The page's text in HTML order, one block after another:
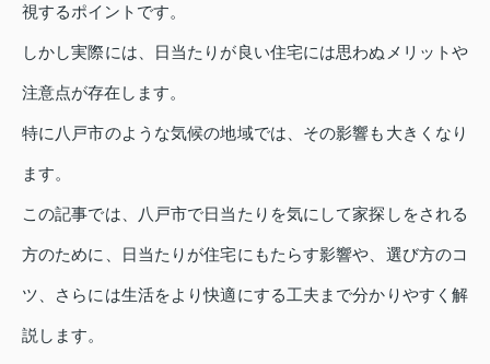
視するポイントです。
しかし実際には、日当たりが良い住宅には思わぬメリットや
注意点が存在します。
特に八戸市のような気候の地域では、その影響も大きくなり
ます。
この記事では、八戸市で日当たりを気にして家探しをされる
方のために、日当たりが住宅にもたらす影響や、選び方のコ
ツ、さらには生活をより快適にする工夫まで分かりやすく解
説します。